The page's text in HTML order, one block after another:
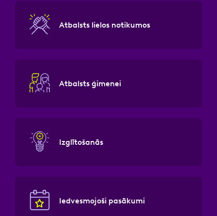
Atbalsts lielos notikumos
Atbalsts ģimenei
Izglītošanās
Iedvesmojoši pasākumi